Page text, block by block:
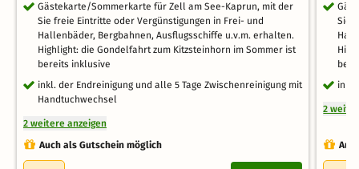
Gästekarte/Sommerkarte für Zell am See-Kaprun, mit der
Sie freie Eintritte oder Vergünstigungen in Frei- und
Hallenbäder, Bergbahnen, Ausflugsschiffe u.v.m. erhalten.
Highlight: die Gondelfahrt zum Kitzsteinhorn im Sommer ist
bereits inklusive
inkl. der Endreinigung und alle 5 Tage Zwischenreinigung mit
Handtuchwechsel
2 weitere anzeigen
Auch als Gutschein möglich
Sie
inkl.
2